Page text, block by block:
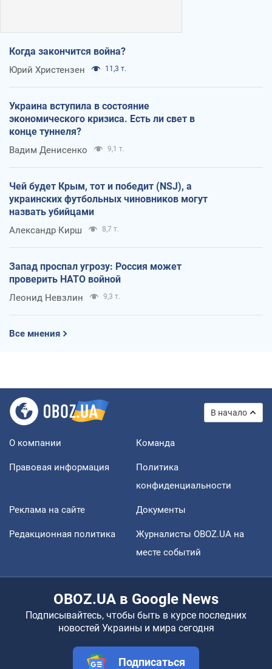
Когда закончится война?
Юрий Христензен 11,3 т.
Украина вступила в состояние
экономического кризиса. Есть ли свет в
конце туннеля?
Вадим Денисенко 9,1 т.
Чей будет Крым, тот и победит (NSJ), а
украинских футбольных чиновников могут
назвать убийцами
Александр Кирш 8,7 т.
Запад проспал угрозу: Россия может
проверить НАТО войной
Леонид Невзлин 9,3 т.
Все мнения
В начало
О компании Команда
Правовая информация
Политика
конфиденциальности
Реклама на сайте Документы
Редакционная политика
Журналисты OBOZ.UA на
месте событий
OBOZ.UA в Google News
Подписывайтесь, чтобы быть в курсе последних
новостей Украины и мира сегодня
Подписаться